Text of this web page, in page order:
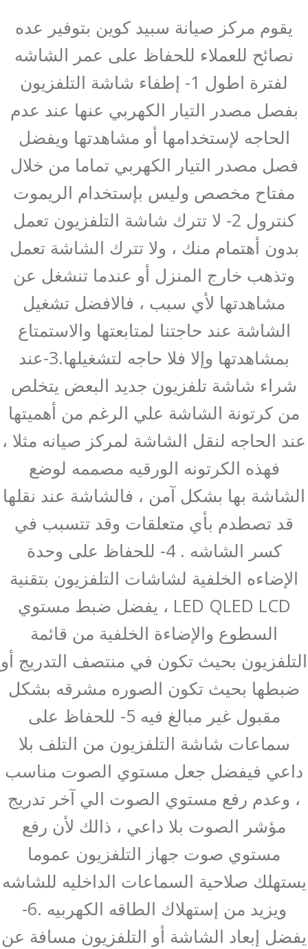
يقوم مركز صيانة سبيد كوين بتوفير عده
نصائح للعملاء للحفاظ على عمر الشاشه
لفترة اطول 1- إطفاء شاشة التلفزيون
بفصل مصدر التيار الكهربي عنها عند عدم
الحاجه لإستخدامها أو مشاهدتها ويفضل
فصل مصدر التيار الكهربي تماما من خلال
مفتاح مخصص وليس بإستخدام الريموت
كنترول 2- لا تترك شاشة التلفزيون تعمل
بدون أهتمام منك ، ولا تترك الشاشة تعمل
وتذهب خارج المنزل أو عندما تنشغل عن
مشاهدتها لأي سبب ، فالافضل تشغيل
الشاشة عند حاجتنا لمتابعتها والاستمتاع
بمشاهدتها وإلا فلا حاجه لتشغيلها.3-عند
شراء شاشة تلفزيون جديد البعض يتخلص
من كرتونة الشاشة علي الرغم من أهميتها
عند الحاجه لنقل الشاشة لمركز صيانه مثلا ،
فهذه الكرتونه الورقيه مصممه لوضع
الشاشة بها بشكل آمن ، فالشاشة عند نقلها
قد تصطدم بأي متعلقات وقد تتسبب في
كسر الشاشه . 4- للحفاظ على وحدة
الإضاءه الخلفية لشاشات التلفزيون بتقنية
LED QLED LCD ، يفضل ضبط مستوي
السطوع والإضاءة الخلفية من قائمة
التلفزيون بحيث تكون في منتصف التدريج أو
ضبطها بحيث تكون الصوره مشرقه بشكل
مقبول غير مبالغ فيه 5- للحفاظ على
سماعات شاشة التلفزيون من التلف بلا
داعي فيفضل جعل مستوي الصوت مناسب
، وعدم رفع مستوي الصوت الي آخر تدريج
مؤشر الصوت بلا داعي ، ذالك لأن رفع
مستوي صوت جهاز التلفزيون عموما
يستهلك صلاحية السماعات الداخليه للشاشه
ويزيد من إستهلاك الطاقه الكهربيه .6-
يفضل إبعاد الشاشة أو التلفزيون مسافة عن